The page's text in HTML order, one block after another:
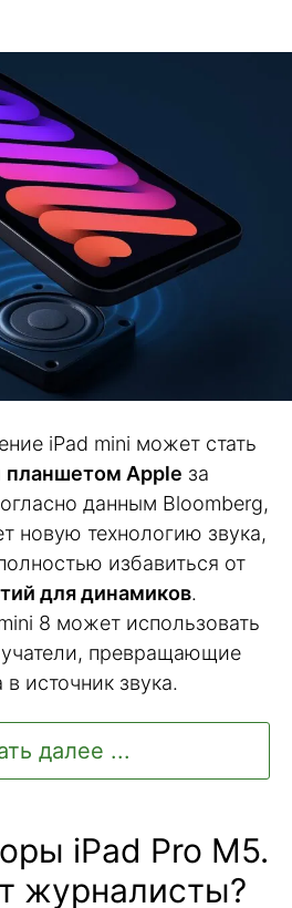
iPad mini может стать
планшетом Apple за
данным Bloomberg,
новую технологию звука,
избавиться от
для динамиков.
8 может использовать
превращающие
источник звука.
далее ...
iPad Pro M5.
журналисты?